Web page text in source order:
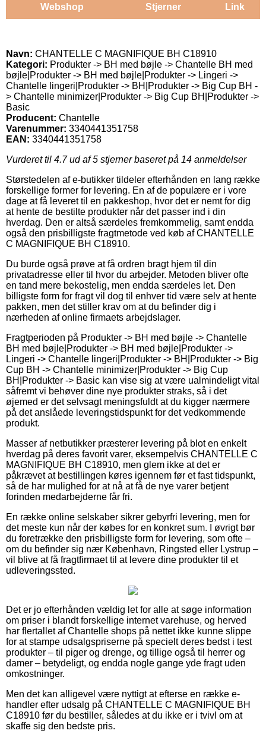
Webshop Stjerner Link
Navn: CHANTELLE C MAGNIFIQUE BH C18910
Kategori: Produkter -> BH med bøjle -> Chantelle BH med
bøjle|Produkter -> BH med bøjle|Produkter -> Lingeri ->
Chantelle lingeri|Produkter -> BH|Produkter -> Big Cup BH -
> Chantelle minimizer|Produkter -> Big Cup BH|Produkter ->
Basic
Producent: Chantelle
Varenummer: 3340441351758
EAN: 3340441351758
Vurderet til 4.7ud af 5 stjerner baseret på 14 anmeldelser
Størstedelen af e-butikker tildeler efterhånden en lang række
forskellige former for levering. En af de populære er i vore
dage at få leveret til en pakkeshop, hvor det er nemt for dig
at hente de bestilte produkter når det passer ind i din
hverdag. Den er altså særdeles fremkommelig, samt endda
også den prisbilligste fragtmetode ved køb af CHANTELLE
C MAGNIFIQUE BH C18910.
Du burde også prøve at få ordren bragt hjem til din
privatadresse eller til hvor du arbejder. Metoden bliver ofte
en tand mere bekostelig, men endda særdeles let. Den
billigste form for fragt vil dog til enhver tid være selv at hente
pakken, men det stiller krav om at du befinder dig i
nærheden af online firmaets arbejdslager.
Fragtperioden på Produkter -> BH med bøjle -> Chantelle
BH med bøjle|Produkter -> BH med bøjle|Produkter ->
Lingeri -> Chantelle lingeri|Produkter -> BH|Produkter -> Big
Cup BH -> Chantelle minimizer|Produkter -> Big Cup
BH|Produkter -> Basic kan vise sig at være ualmindeligt vital
såfremt vi behøver dine nye produkter straks, så i det
øjemed er det selvsagt meningsfuldt at du kigger nærmere
på det anslåede leveringstidspunkt for det vedkommende
produkt.
Masser af netbutikker præsterer levering på blot en enkelt
hverdag på deres favorit varer, eksempelvis CHANTELLE C
MAGNIFIQUE BH C18910, men glem ikke at det er
påkrævet at bestillingen køres igennem før et fast tidspunkt,
så de har mulighed for at nå at få de nye varer betjent
forinden medarbejderne får fri.
En række online selskaber sikrer gebyrfri levering, men for
det meste kun når der købes for en konkret sum. I øvrigt bør
du foretrække den prisbilligste form for levering, som ofte –
om du befinder sig nær København, Ringsted eller Lystrup –
vil blive at få fragtfirmaet til at levere dine produkter til et
udleveringssted.
Det er jo efterhånden vældig let for alle at søge information
om priser i blandt forskellige internet varehuse, og herved
har flertallet af Chantelle shops på nettet ikke kunne slippe
for at stampe udsalgspriserne på specielt deres bedst i test
produkter – til piger og drenge, og tillige også til herrer og
damer – betydeligt, og endda nogle gange yde fragt uden
omkostninger.
Men det kan alligevel være nyttigt at efterse en række e-
handler efter udsalg på CHANTELLE C MAGNIFIQUE BH
C18910 før du bestiller, således at du ikke er i tvivl om at
skaffe sig den bedste pris.